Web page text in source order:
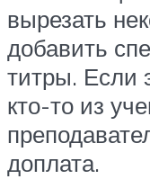
вырезать
добавить
титры. Если
кто-то из
доплата.